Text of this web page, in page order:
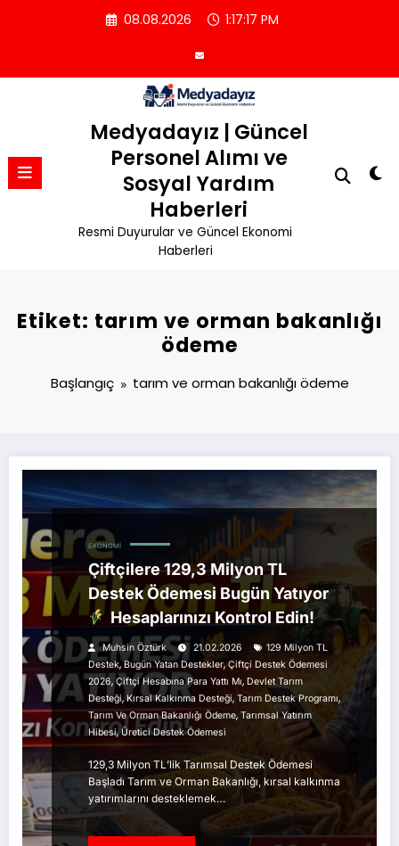
08.08.2026 1:17:18 PM
Medyadayız | Güncel
Personel Alımı ve
Sosyal Yardım
Haberleri
Resmi Duyurular ve Güncel Ekonomi
Haberleri
Etiket: tarım ve orman bakanlığı
ödeme
Başlangıç tarım ve orman bakanlığı ödeme
EKONOMI
Çiftçilere 129,3 Milyon TL
Destek Ödemesi Bugün Yatıyor
Hesaplarınızı Kontrol Edin!
Muhsin Öztürk 21.02.2026
129 Milyon TL
Destek,Bugün Yatan Destekler,Çiftçi Destek Ödemesi
2026, Çiftçi Hesabına Para Yattı Mı, Devlet Tarım
Desteği,Kırsal Kalkınma Desteği, Tarım Destek Programı,
Tarım Ve Orman Bakanlığı Ödeme, Tarımsal Yatırım
Hibesi,Üretici Destek Ödemesi
129,3 Milyon TL’lik Tarımsal Destek Ödemesi
Başladı Tarım ve Orman Bakanlığı, kırsal kalkınma
yatırımlarını desteklemek…